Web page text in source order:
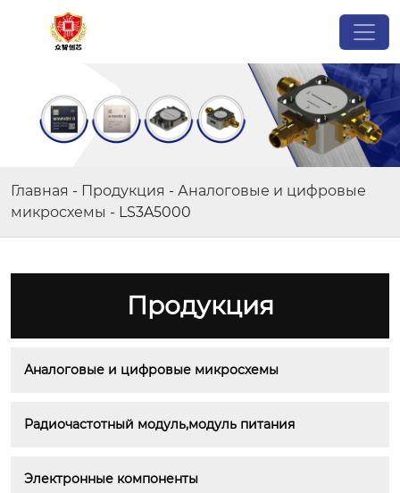
Главная - Продукция - Аналоговые и цифровые
микросхемы - LS3A5000
Продукция
Аналоговые и цифровые микросхемы
Радиочастотный модуль,модуль питания
Электронные компоненты